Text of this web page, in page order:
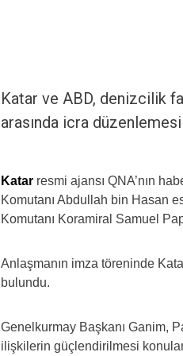
Katar ve ABD, denizcilik
arasında icra
Katar resmi ajansı QNA’nın
Komutanı Abdullah bin Hasan
Komutanı Koramiral Samuel
Anlaşmanın imza töreninde
bulundu.
Genelkurmay Başkanı Ganim,
ilişkilerin güçlendirilmesi